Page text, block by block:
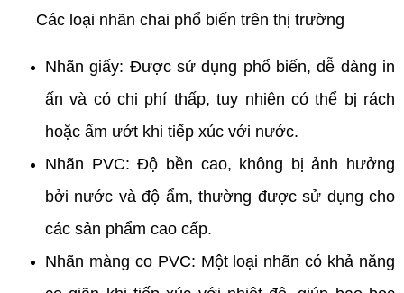
Các loại nhãn chai phổ biến trên thị trường
Nhãn giấy: Được sử dụng phổ biến, dễ dàng in
ấn và có chi phí thấp, tuy nhiên có thể bị rách
hoặc ẩm ướt khi tiếp xúc với nước.
Nhãn PVC: Độ bền cao, không bị ảnh hưởng
bởi nước và độ ẩm, thường được sử dụng cho
các sản phẩm cao cấp.
Nhãn màng co PVC: Một loại nhãn có khả năng